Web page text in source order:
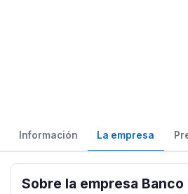
Información La empresa
Sobre la empresa